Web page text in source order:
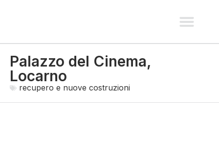
Palazzo del Cinema,
Locarno
recupero e nuove costruzioni